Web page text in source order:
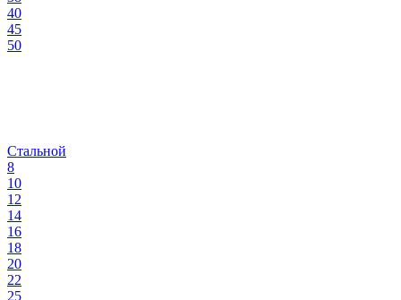
40
45
50
Стальной
8
10
12
14
16
18
20
22
25